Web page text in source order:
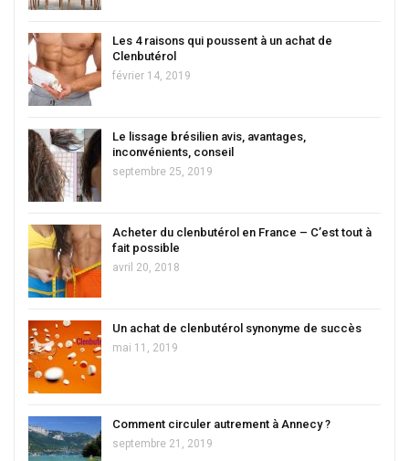
Les 4 raisons qui poussent à un achat de
Clenbutérol
février 14, 2019
Le lissage brésilien avis, avantages,
inconvénients, conseil
septembre 25, 2019
Acheter du clenbutérol en France – C’est tout à
fait possible
avril 20, 2018
Un achat de clenbutérol synonyme de succès
mai 11, 2019
Comment circuler autrement à Annecy ?
septembre 21, 2019